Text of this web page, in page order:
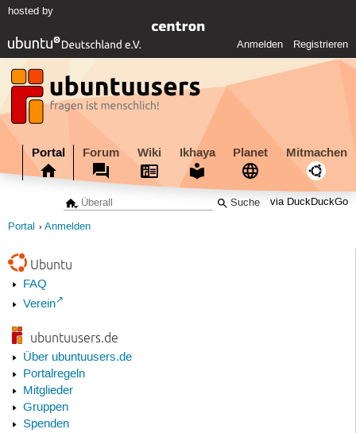
hosted by
Anmelden Registrieren
Portal Forum Wiki Ikhaya Planet Mitmachen
via DuckDuckGo
Portal Anmelden
Ubuntu
FAQ
Verein
ubuntuusers.de
Über ubuntuusers.de
Portalregeln
Mitglieder
Gruppen
Spenden